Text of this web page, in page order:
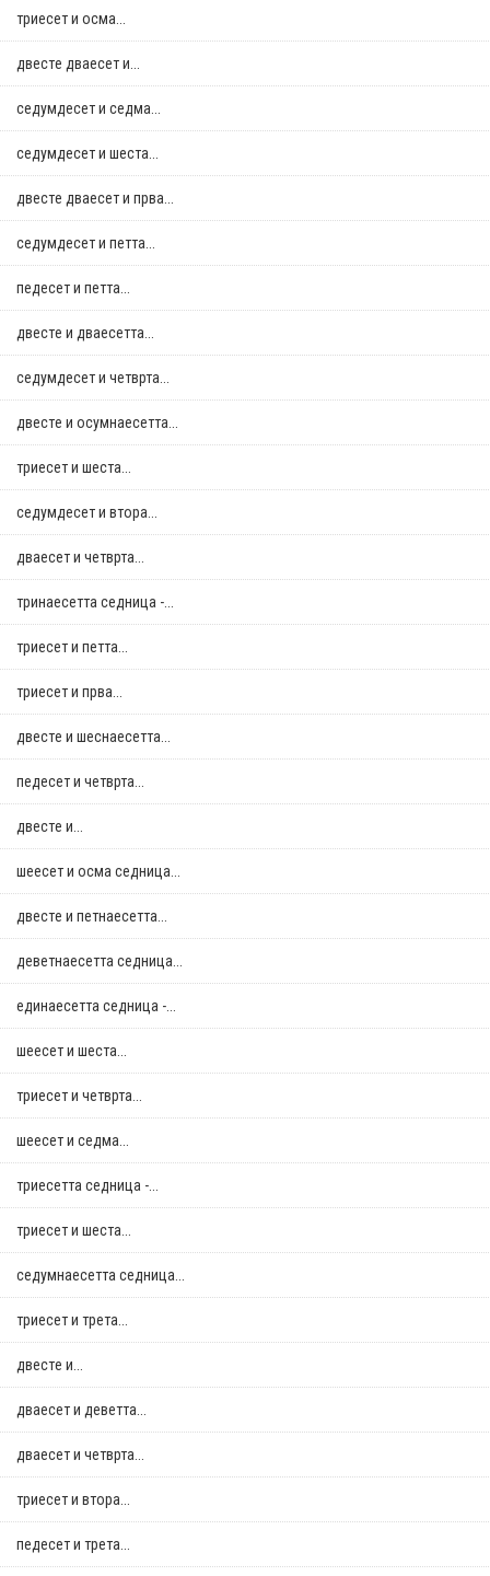
триесет и осма...
двестe дваесет и...
седумдесет и седма...
седумдесет и шеста...
двестe дваесет и прва...
седумдесет и петта...
педесет и петта...
двестe и дваесетта...
седумдесет и четврта...
двестe и осумнaесетта...
триесет и шеста...
седумдесет и втора...
дваесет и четврта...
тринаесетта седница -...
триесет и петта...
триесет и прва...
двестe и шеснаесетта...
педесет и четврта...
двестe и...
шеесет и осма седница...
двестe и петнаесетта...
деветнаесетта седница...
единаесетта седница -...
шеесет и шеста...
триесет и четврта...
шеесет и седма...
триесетта седница -...
триесет и шеста...
седумнаесетта седница...
триесет и трета...
двестe и...
дваесет и деветта...
дваесет и четврта...
триесет и втора...
педесет и трета...